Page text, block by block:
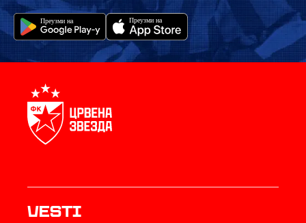
Vesti